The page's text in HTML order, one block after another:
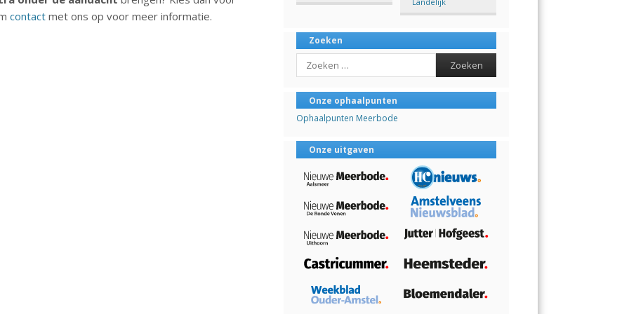
contact met ons op voor meer informatie.
Zoeken
Search
Onze ophaalpunten
Ophaalpunten Meerbode
Onze uitgaven